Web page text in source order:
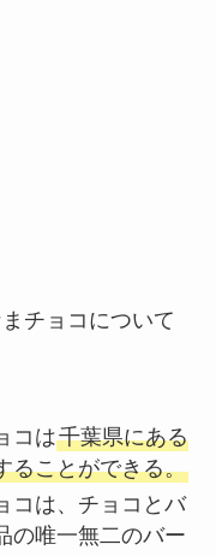
チョコについて
コは千葉県にある
ることができる。
コは、チョコとバ
の唯一無二のバー